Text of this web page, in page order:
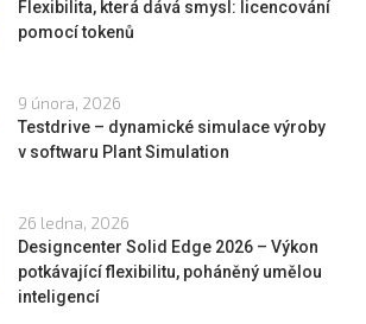
Flexibilita, která dává smysl: licencování
pomocí tokenů
9 února, 2026
Testdrive – dynamické simulace výroby
v softwaru Plant Simulation
26 ledna, 2026
Designcenter Solid Edge 2026 – Výkon
potkávající flexibilitu, poháněný umělou
inteligencí